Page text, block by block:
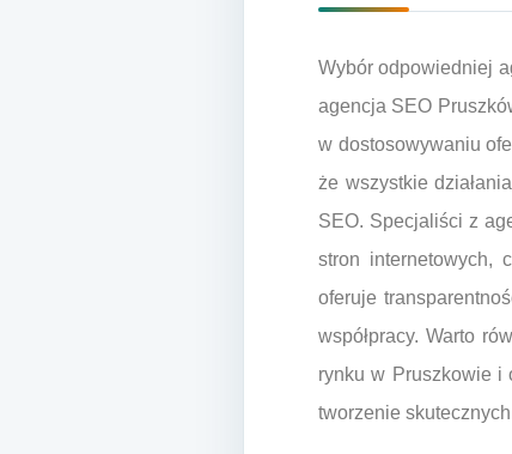
Wybór odpowiedniej
agencja SEO
w dostosowywaniu
że wszystkie
SEO. Specjaliści z
stron internetowych,
oferuje
współpracy. Warto
rynku w Pruszkowie i
tworzenie